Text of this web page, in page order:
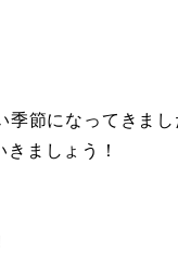
季節になってきま
ましょう！